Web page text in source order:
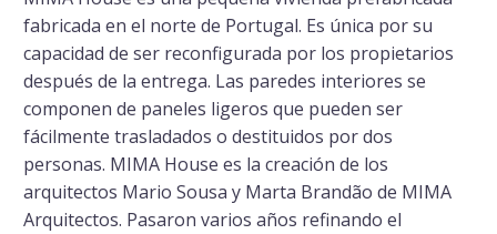
fabricada en el norte de Portugal. Es única por su
capacidad de ser reconfigurada por los propietarios
después de la entrega. Las paredes interiores se
componen de paneles ligeros que pueden ser
fácilmente trasladados o destituidos por dos
personas. MIMA House es la creación de los
arquitectos Mario Sousa y Marta Brandão de MIMA
Arquitectos. Pasaron varios años refinando el